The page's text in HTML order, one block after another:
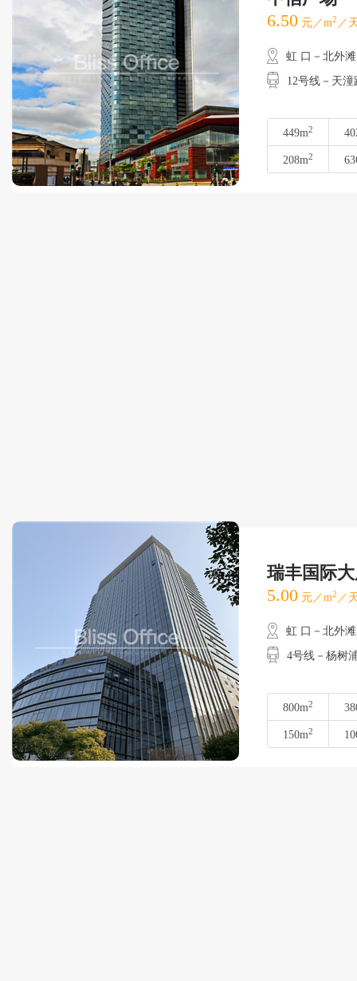
6.50 元／m2 ／
虹 口－北外滩
12号线－天潼
449m2
208m2
瑞丰国际
5.00 元／m2 ／
虹 口－北外滩
4号线－杨树
800m2
150m2